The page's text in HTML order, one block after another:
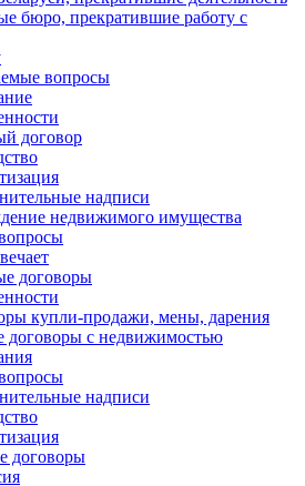
бюро, прекратившие работу с
вопросы
договор
надписи
недвижимого имущества
договоры
купли-продажи, мены, дарения
договоры с недвижимостью
надписи
договоры